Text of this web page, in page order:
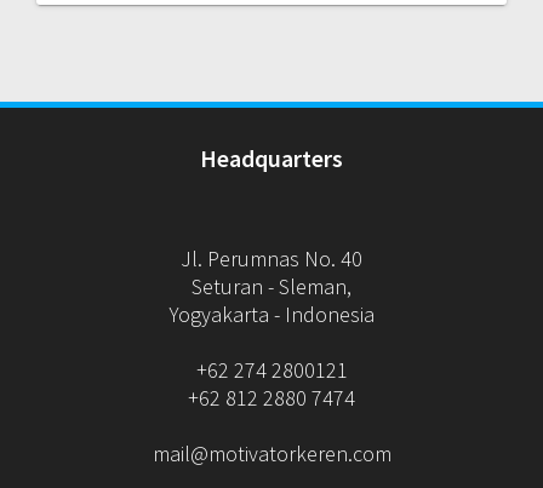
Headquarters
Jl. Perumnas No. 40
Seturan - Sleman,
Yogyakarta - Indonesia
+62 274 2800121
+62 812 2880 7474
mail@motivatorkeren.com